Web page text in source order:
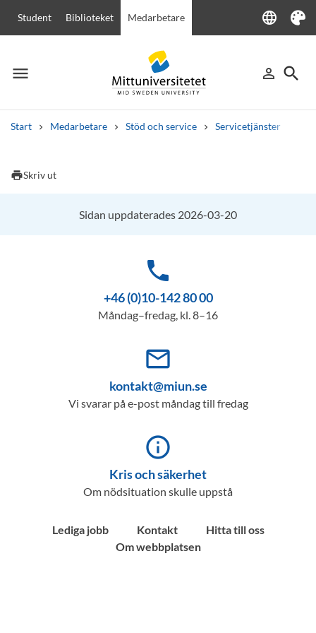
Student Biblioteket Medarbetare language
Language
Tema
menu
Meny person_outline
Logga in
search
Sök
Start Medarbetare Stöd och service Servicetjänster
Andra söktjänster
printSkriv ut
Sidan uppdaterades 2026-03-20
phone
+46 (0)10-142 80 00
Måndag–fredag, kl. 8–16
mail_outline
kontakt@miun.se
Vi svarar på e-post måndag till fredag
info_outline
Kris och säkerhet
Om nödsituation skulle uppstå
Lediga jobb Kontakt
Hitta till oss
Om webbplatsen